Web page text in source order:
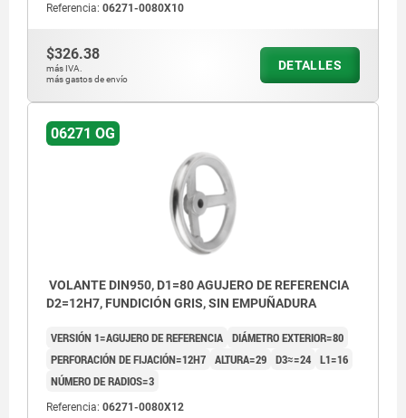
Referencia: 06271-0080X10
$326.38
más IVA.
más gastos de envío
DETALLES
06271 OG
VOLANTE DIN950, D1=80 AGUJERO DE REFERENCIA
D2=12H7, FUNDICIÓN GRIS, SIN EMPUÑADURA
VERSIÓN 1=AGUJERO DE REFERENCIA DIÁMETRO EXTERIOR=80
PERFORACIÓN DE FIJACIÓN=12H7 ALTURA=29 D3≈=24 L1=16
NÚMERO DE RADIOS=3
Referencia: 06271-0080X12